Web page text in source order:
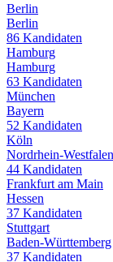
Berlin
Berlin
86 Kandidaten
Hamburg
Hamburg
63 Kandidaten
München
Bayern
52 Kandidaten
Köln
Nordrhein-Westfalen
44 Kandidaten
Frankfurt am Main
Hessen
37 Kandidaten
Stuttgart
Baden-Württemberg
37 Kandidaten